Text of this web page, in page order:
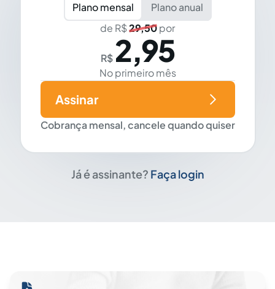
Plano mensal
Plano anual
de R$29,50por
R$ 2,95
No primeiro mês
Cobrança mensal, cancele quando quiser
Assinar
Já é assinante? Faça login